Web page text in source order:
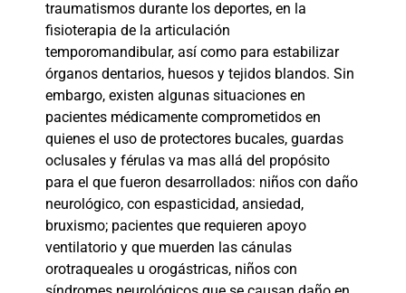
traumatismos durante los deportes, en la
fisioterapia de la articulación
temporomandibular, así como para estabilizar
órganos dentarios, huesos y tejidos blandos. Sin
embargo, existen algunas situaciones en
pacientes médicamente comprometidos en
quienes el uso de protectores bucales, guardas
oclusales y férulas va mas allá del propósito
para el que fueron desarrollados: niños con daño
neurológico, con espasticidad, ansiedad,
bruxismo; pacientes que requieren apoyo
ventilatorio y que muerden las cánulas
orotraqueales u orogástricas, niños con